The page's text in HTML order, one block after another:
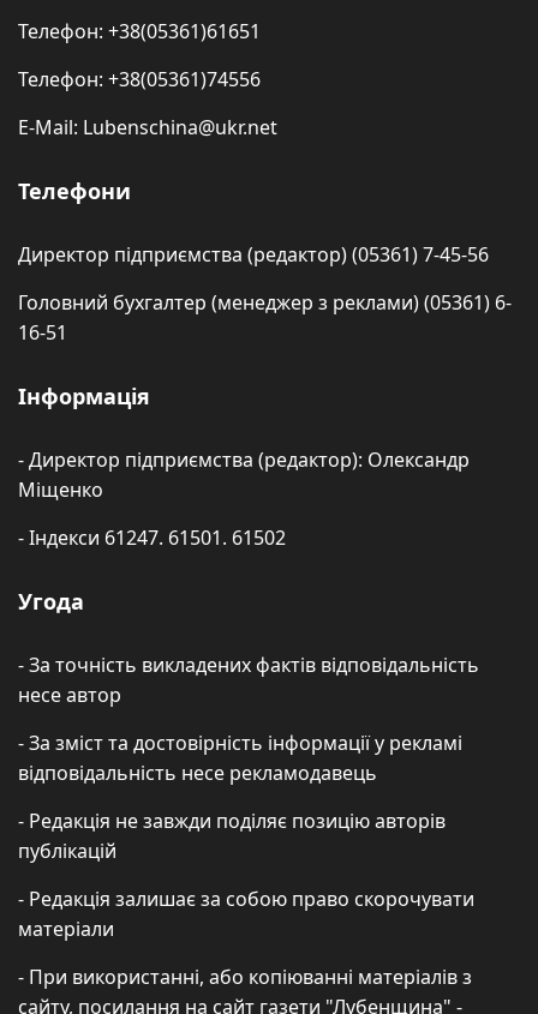
Телефон: +38(05361)61651
Телефон: +38(05361)74556
E-Mail: Lubenschina@ukr.net
Телефони
Директор підприємства (редактор) (05361) 7-45-56
Головний бухгалтер (менеджер з реклами) (05361) 6-
16-51
Інформація
- Директор підприємства (редактор): Олександр
Міщенко
- Індекси 61247. 61501. 61502
Угода
- За точність викладених фактів відповідальність
несе автор
- За зміст та достовірність інформації у рекламі
відповідальність несе рекламодавець
- Редакція не завжди поділяє позицію авторів
публікацій
- Редакція залишає за собою право скорочувати
матеріали
- При використанні, або копіюванні матеріалів з
сайту, посилання на сайт газети "Лубенщина" -